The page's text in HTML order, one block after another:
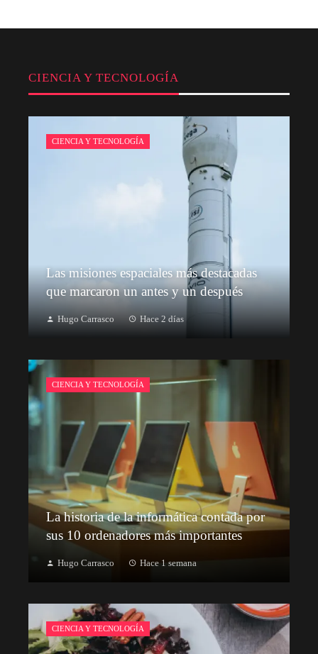
CIENCIA Y TECNOLOGÍA
CIENCIA Y TECNOLOGÍA
Las misiones espaciales más destacadas
que marcaron un antes y un después
Hugo Carrasco Hace 2 días
CIENCIA Y TECNOLOGÍA
La historia de la informática contada por
sus 10 ordenadores más importantes
Hugo Carrasco Hace 1 semana
CIENCIA Y TECNOLOGÍA